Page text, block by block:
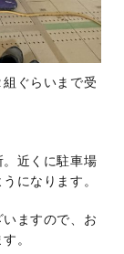
ぐらいまで受
近くに駐車場
になります。
ますので、お
。